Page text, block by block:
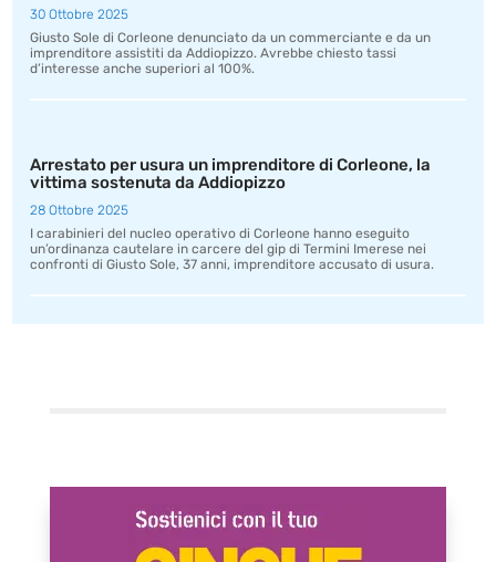
30 Ottobre 2025
Giusto Sole di Corleone denunciato da un commerciante e da un
imprenditore assistiti da Addiopizzo. Avrebbe chiesto tassi
d’interesse anche superiori al 100%.
Arrestato per usura un imprenditore di Corleone, la
vittima sostenuta da Addiopizzo
28 Ottobre 2025
I carabinieri del nucleo operativo di Corleone hanno eseguito
un’ordinanza cautelare in carcere del gip di Termini Imerese nei
confronti di Giusto Sole, 37 anni, imprenditore accusato di usura.